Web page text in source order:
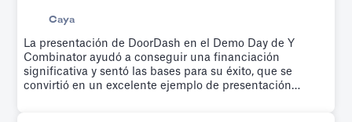
Caya
La presentación de DoorDash en el Demo Day de Y
Combinator ayudó a conseguir una financiación
significativa y sentó las bases para su éxito, que se
convirtió en un excelente ejemplo de presentación